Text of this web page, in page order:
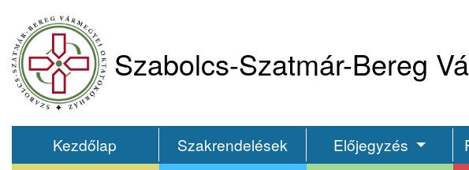
Szabolcs-Szatmár-Bereg
Kezdőlap Szakrendelések Előjegyzés